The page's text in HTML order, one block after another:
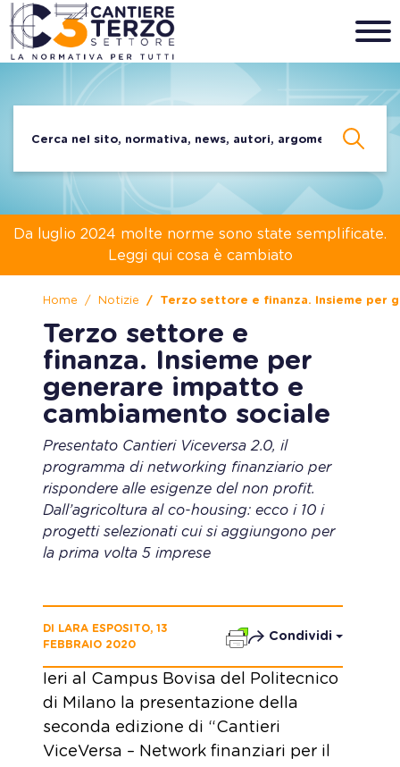
Da luglio 2024 molte norme sono state semplificate.
Leggi qui cosa è cambiato
Home Notizie Terzo settore e finanza. Insieme per
Terzo settore e
finanza. Insieme per
generare impatto e
cambiamento sociale
Presentato Cantieri Viceversa 2.0, il
programma di networking finanziario per
rispondere alle esigenze del non profit.
Dall’agricoltura al co-housing: ecco i 10 i
progetti selezionati cui si aggiungono per
la prima volta 5 imprese
DI LARA ESPOSITO, 13
FEBBRAIO 2020
Condividi
Ieri al Campus Bovisa del Politecnico
di Milano la presentazione della
seconda edizione di “Cantieri
ViceVersa – Network finanziari per il